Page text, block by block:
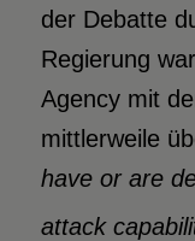
der Debatte
Regierung
Agency mit
mittlerweile
have or are
attack